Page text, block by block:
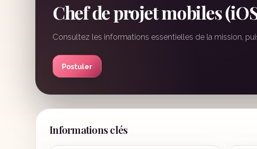
Chef de projet mobiles
Consultez les informations essentielles de la mission,
Postuler
Informations clés